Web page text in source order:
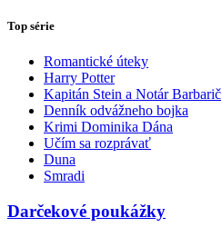
Top série
Romantické úteky
Harry Potter
Kapitán Stein a Notár Barbarič
Denník odvážneho bojka
Krimi Dominika Dána
Učím sa rozprávať
Duna
Smradi
Darčekové poukážky